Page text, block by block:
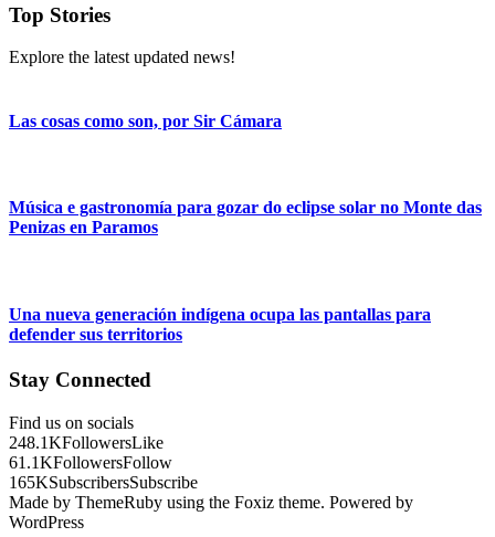
Top Stories
Explore the latest updated news!
Las cosas como son, por Sir Cámara
Música e gastronomía para gozar do eclipse solar no Monte das
Penizas en Paramos
Una nueva generación indígena ocupa las pantallas para
defender sus territorios
Stay Connected
Find us on socials
248.1KFollowersLike
61.1KFollowersFollow
165KSubscribersSubscribe
Made by ThemeRuby using the Foxiz theme. Powered by
WordPress